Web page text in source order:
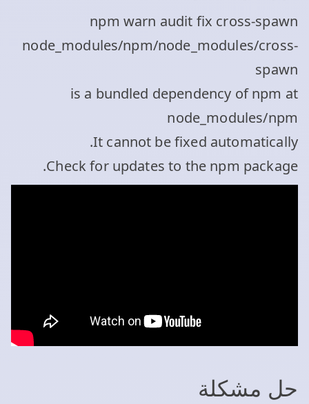
npm warn audit fix cross-spawn
node_modules/npm/node_modules/cross-
spawn
is a bundled dependency of npm at
node_modules/npm
It cannot be fixed automatically.
Check for updates to the npm package.
حل مشكلة